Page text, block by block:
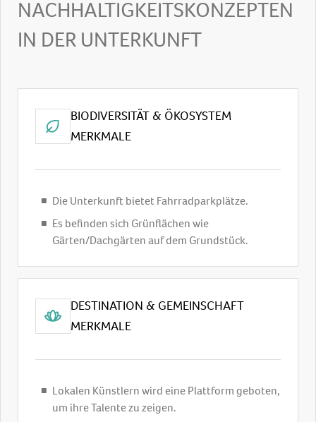
Dusche
Raucherzimmer
NACHHALTIGKEITSKONZEPTEN
IN DER UNTERKUNFT
BIODIVERSITÄT & ÖKOSYSTEM
MERKMALE
Die Unterkunft bietet Fahrradparkplätze.
Es befinden sich Grünflächen wie
Gärten/Dachgärten auf dem Grundstück.
DESTINATION & GEMEINSCHAFT
MERKMALE
Lokalen Künstlern wird eine Plattform geboten,
um ihre Talente zu zeigen.